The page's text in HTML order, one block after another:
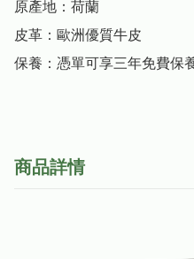
原產地：荷蘭
皮革：歐洲優質牛皮
保養：憑單可享三年免費保
商品詳情